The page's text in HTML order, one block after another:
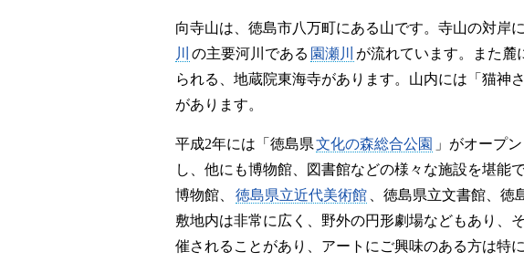
向寺山は、徳島市八万町にある山です。寺山の対岸
川
の主要河川である 園瀬川
が流れています。また麓
られる、地蔵院東海寺があります。山内には「猫神
があります。
平成2年には「徳島県文化の森総合公園 」がオープ
し、他にも博物館、図書館などの様々な施設を堪能
博物館、
徳島県立近代美術館
、徳島県立文書館、
敷地内は非常に広く、野外の円形劇場などもあり、
催されることがあり、アートにご興味のある方は特